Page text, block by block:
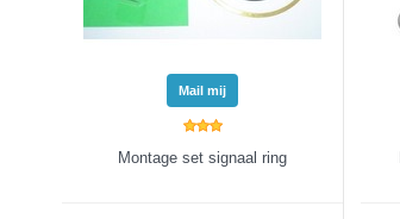
Mail mij
Montage set signaal ring